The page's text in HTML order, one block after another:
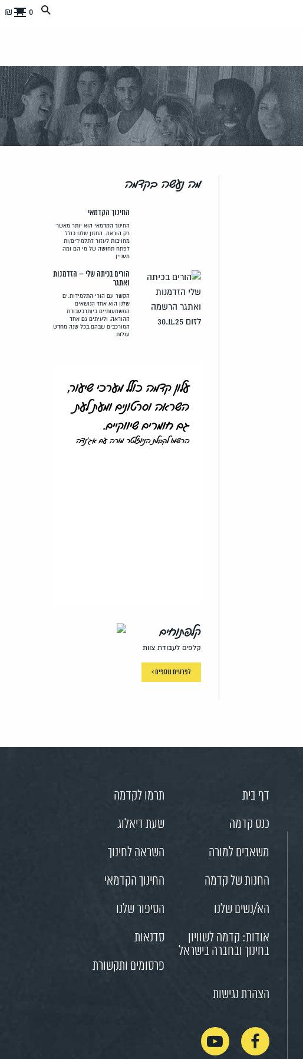
0 ₪
מה נעשה בקדמה
החינוך הקדמאי
החינוך הקדמאי הוא יותר מאשר
רק הוראה. החזון שלנו כולל
מחויבות לעזור לתלמידים/ות
לפתח תחושה של מי הם ומה
מעניין
הורים בכיתה שלי – הזדמנות
ואתגר
הקשר עם הורי התלמידות.ים
שלנו הוא אחד הנושאים
המשמעותיים ביותרבעבודת
ההוראה, ולעיתים גם אחד
המורכבים שבהם.בכל שנה מחדש
עולות
עלון קדמה כולל מערכי שיעור,
השראה וסרטונים ומעת לעת
גם חומרים שיווקיים.
הרשמו לקבלת הניוזלטר מורה עם אג'נדה
קלפתוחים
קלפים לעבודת צוות
לפרטים נוספים >
דף בית
תרמו לקדמה
כנס קדמה
שעת דיאלוג
משאבים למורה
השראה לחינוך
החנות של קדמה
החינוך הקדמאי
הא/נשים שלנו
הסיפור שלנו
אודות: קדמה לשוויון
בחינוך ובחברה בישראל
סדנאות
פרסומים ותקשורת
הצהרת נגישות